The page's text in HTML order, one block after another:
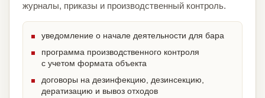
журналы, приказы и производственный контроль.
уведомление о начале деятельности для бара
программа производственного контроля
с учетом формата объекта
договоры на дезинфекцию, дезинсекцию,
дератизацию и вывоз отходов